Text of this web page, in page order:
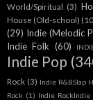
World/Spiritual (3)
House (Old-school)
(29) Indie (Melodic
Indie Folk (60)
Indie Pop
Rock (3) Indie R&BSlap
Rock (1) Indie RockIndie